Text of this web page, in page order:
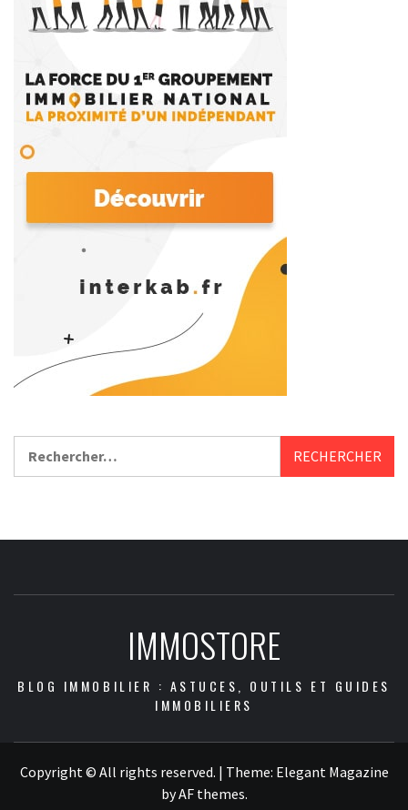
IMMOSTORE
BLOG IMMOBILIER : ASTUCES, OUTILS ET GUIDES
IMMOBILIERS
Copyright © All rights reserved. | Theme: Elegant Magazine
byAF themes.